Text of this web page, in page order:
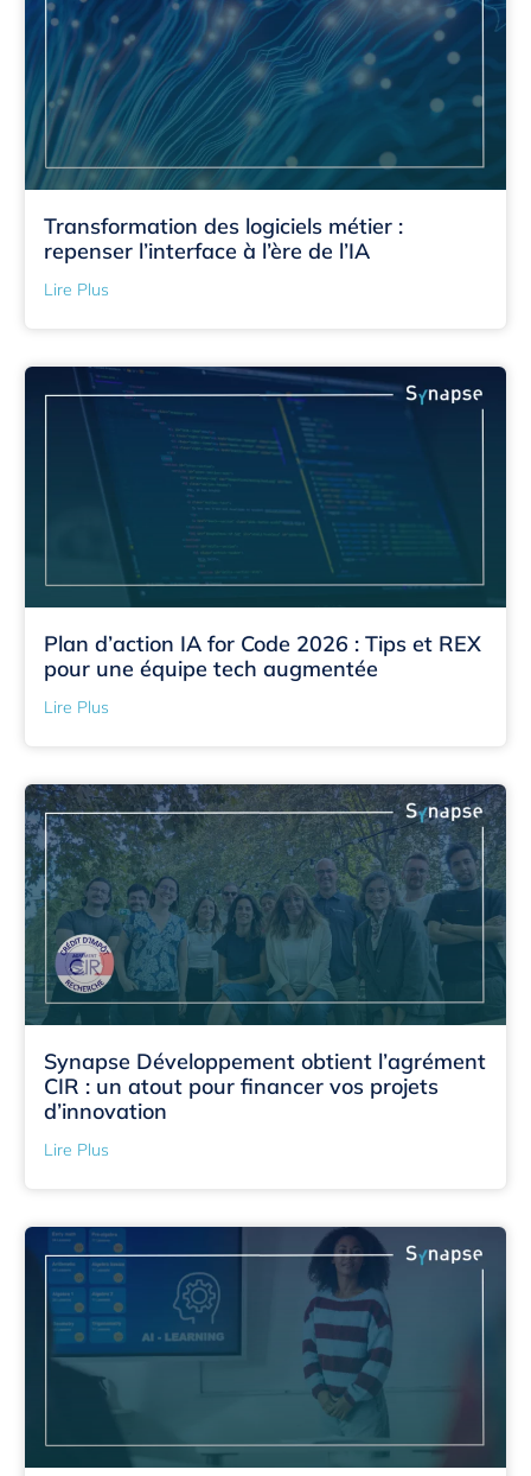
Transformation des logiciels métier :
repenser l’interface à l’ère de l’IA
Lire Plus
Plan d’action IA for Code 2026 : Tips et REX
pour une équipe tech augmentée
Lire Plus
Synapse Développement obtient l’agrément
CIR : un atout pour financer vos projets
d’innovation
Lire Plus